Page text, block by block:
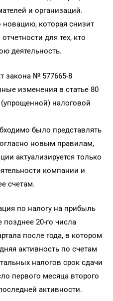
и организаций.
которая снизит
для тех, кто
деятельность.
закона № 577665-8
изменения в статье 80
налоговой
было представлять
новым правилам,
актуализируется только
компании и
счетам.
по налогу на прибыль
позднее 20-го числа
после года, в котором
активность по счетам
налогов срок сдачи
первого месяца второго
активности.